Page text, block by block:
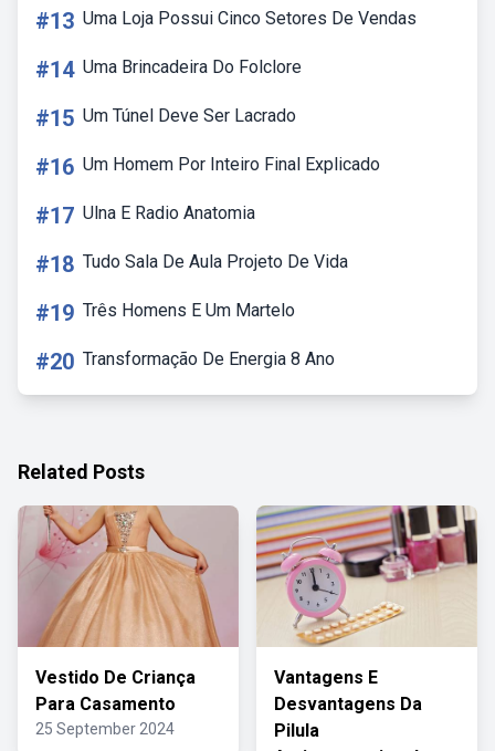
#13 Uma Loja Possui Cinco Setores De Vendas
#14 Uma Brincadeira Do Folclore
#15 Um Túnel Deve Ser Lacrado
#16 Um Homem Por Inteiro Final Explicado
#17 Ulna E Radio Anatomia
#18 Tudo Sala De Aula Projeto De Vida
#19 Três Homens E Um Martelo
#20 Transformação De Energia 8 Ano
Related Posts
Vestido De Criança
Para Casamento
25 September 2024
Vantagens E
Desvantagens Da
Pilula